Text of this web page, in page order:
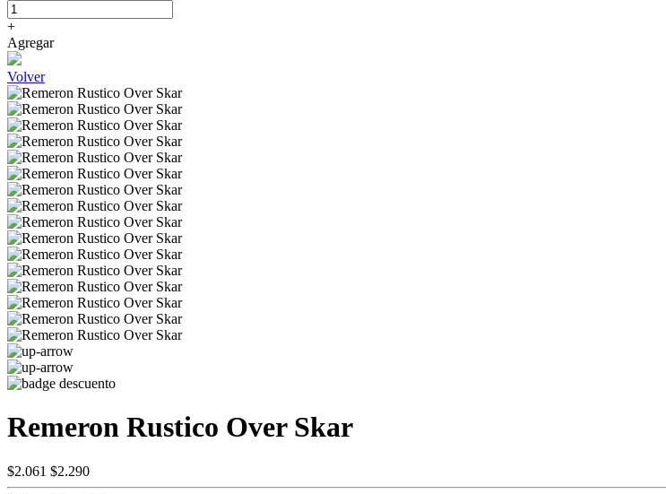
+
Agregar
Volver
Remeron Rustico Over Skar
$2.061 $2.290